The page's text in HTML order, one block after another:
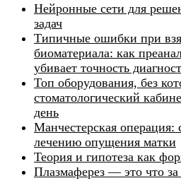
Нейронные сети для
задач
Типичные ошибки при
биоматериала: как
убивает точность
Топ оборудования, без
стоматологический
день
Манчестерская
лечению опущения матки
Теория и гипотеза как
Плазмаферез — это что